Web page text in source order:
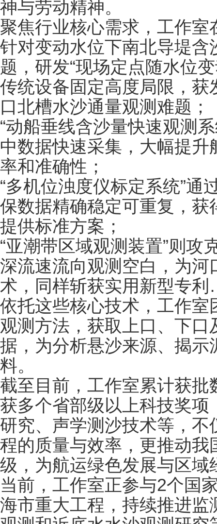
神与劳动精神。
聚焦行业核心需求，工作
针对变动水位下南北导堤
题，研发“现场定点随水位
传统设备固定高度局限，
口北槽水沙通量观测难题；
“动船垂线含沙量快速观测
中数据快速采集，大幅提
率和准确性；
“多机位浊度仪标定系统”通
保数据精确稳定可重复，
提供标准方案；
“亚潮带区域观测装置”则攻
深流速流向观测空白，为
术，同样斩获实用新型专
依托这些核心技术，工作
观测方法，获取上口、下
据，为分析悬沙来源、揭
料。
截至目前，工作室累计获
获多个省部级以上科技奖
研究、声学测沙技术等，
程的质量与效率，更推动
级，为航运绿色发展与区
当前，工作室正参与2个国
海市重大工程，持续推进